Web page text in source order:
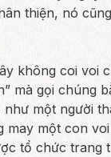
thiện, nó
không coi voi
mà gọi chúng
như một người
may một con
tổ chức trang